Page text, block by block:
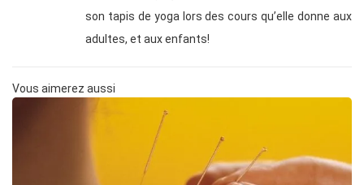
son tapis de yoga lors des cours qu’elle donne aux
adultes, et aux enfants!
Vous aimerez aussi